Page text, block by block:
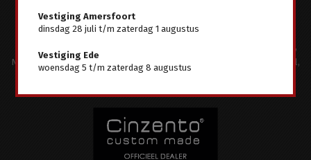
Holland Parket levert onder andere in:
Almere Amersfoort Amsterdam Apeldoorn
Naarden Putten Renkum Scherpenzeel
Veenendaal
Vestiging Amersfoort
dinsdag 28 juli t/m zaterdag 1 augustus
Vestiging Ede
woensdag 5 t/m zaterdag 8 augustus